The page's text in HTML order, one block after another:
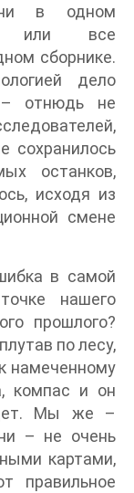
в одном
или все
сборнике.
дело
отнюдь не
сохранилось
останков,
исходя из
смене
в самой
нашего
прошлого?
по лесу,
намеченному
компас и он
Мы же –
– не очень
картами,
правильное